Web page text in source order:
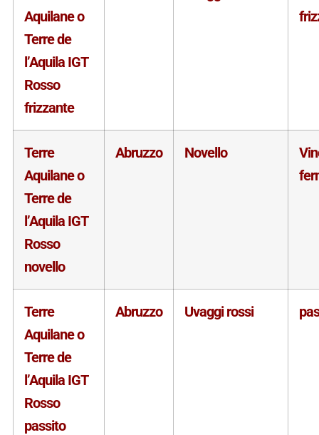
Aquilane o
Terre de
l’Aquila IGT
Rosso
frizzante
Terre
Aquilane o
Terre de
l’Aquila IGT
Rosso
novello
Abruzzo Novello
Terre
Aquilane o
Terre de
l’Aquila IGT
Rosso
passito
Abruzzo Uvaggi rossi